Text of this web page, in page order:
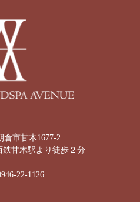
倉市甘木1677-2
甘木駅より徒歩２分
22-1126